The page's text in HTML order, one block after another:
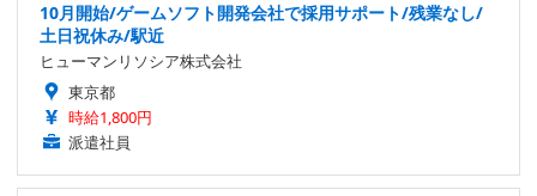
10月開始/ゲームソフト開発会社で採用サポート/残業なし/
土日祝休み/駅近
ヒューマンリソシア株式会社
東京都
時給1,800円
派遣社員